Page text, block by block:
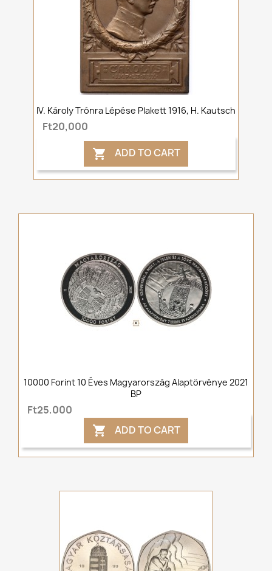
IV. Károly Trónra Lépése Plakett 1916, H. Kautsch
Ft20,000
 ADD TO CART
10000 Forint 10 Éves Magyarország Alaptörvénye 2021
BP
Ft25,000
 ADD TO CART